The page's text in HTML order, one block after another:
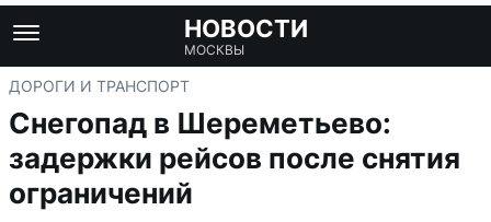
НОВОСТИ
МОСКВЫ
ДОРОГИ И ТРАНСПОРТ
Снегопад в Шереметьево:
задержки рейсов после снятия
ограничений